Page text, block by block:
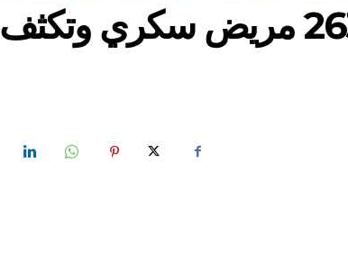
العيادة متعددة الخدمات الياسمين تسجل 263 مريض سكري وتكثف